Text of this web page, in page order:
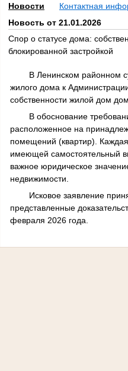
Новости
Контактная
Новость от 21.01.2026
Спор о статусе дома:
блокированной застройкой
В Ленинском районном
жилого дома к
собственности жилой дом
В обоснование
расположенное на
помещений (квартир). Каждая
имеющей самостоятельный
важное юридическое
недвижимости.
Исковое заявление
представленные
февраля 2026 года.